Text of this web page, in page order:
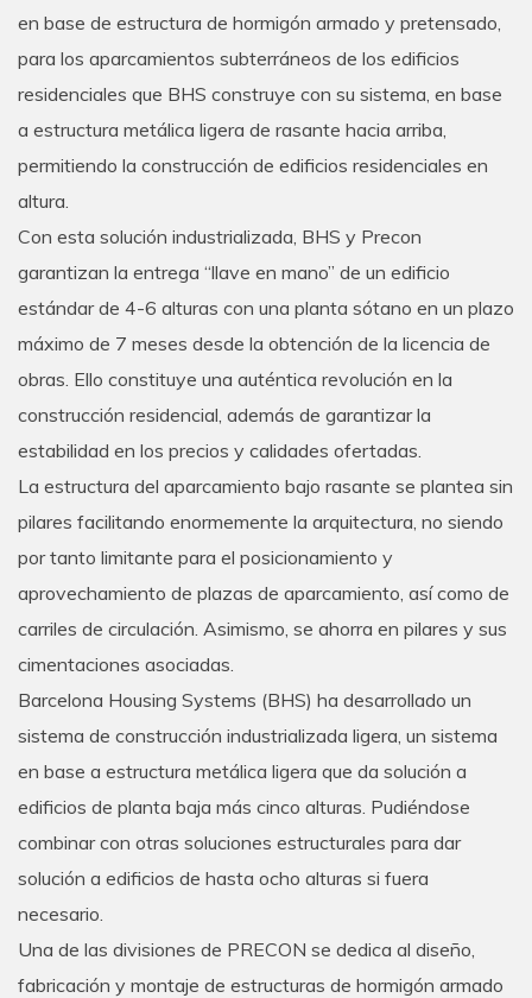
en base de estructura de hormigón armado y pretensado,
para los aparcamientos subterráneos de los edificios
residenciales que BHS construye con su sistema, en base
a estructura metálica ligera de rasante hacia arriba,
permitiendo la construcción de edificios residenciales en
altura.
Con esta solución industrializada, BHS y Precon
garantizan la entrega “llave en mano” de un edificio
estándar de 4-6 alturas con una planta sótano en un plazo
máximo de 7 meses desde la obtención de la licencia de
obras. Ello constituye una auténtica revolución en la
construcción residencial, además de garantizar la
estabilidad en los precios y calidades ofertadas.
La estructura del aparcamiento bajo rasante se plantea sin
pilares facilitando enormemente la arquitectura, no siendo
por tanto limitante para el posicionamiento y
aprovechamiento de plazas de aparcamiento, así como de
carriles de circulación. Asimismo, se ahorra en pilares y sus
cimentaciones asociadas.
Barcelona Housing Systems (BHS) ha desarrollado un
sistema de construcción industrializada ligera, un sistema
en base a estructura metálica ligera que da solución a
edificios de planta baja más cinco alturas. Pudiéndose
combinar con otras soluciones estructurales para dar
solución a edificios de hasta ocho alturas si fuera
necesario.
Una de las divisiones de PRECON se dedica al diseño,
fabricación y montaje de estructuras de hormigón armado